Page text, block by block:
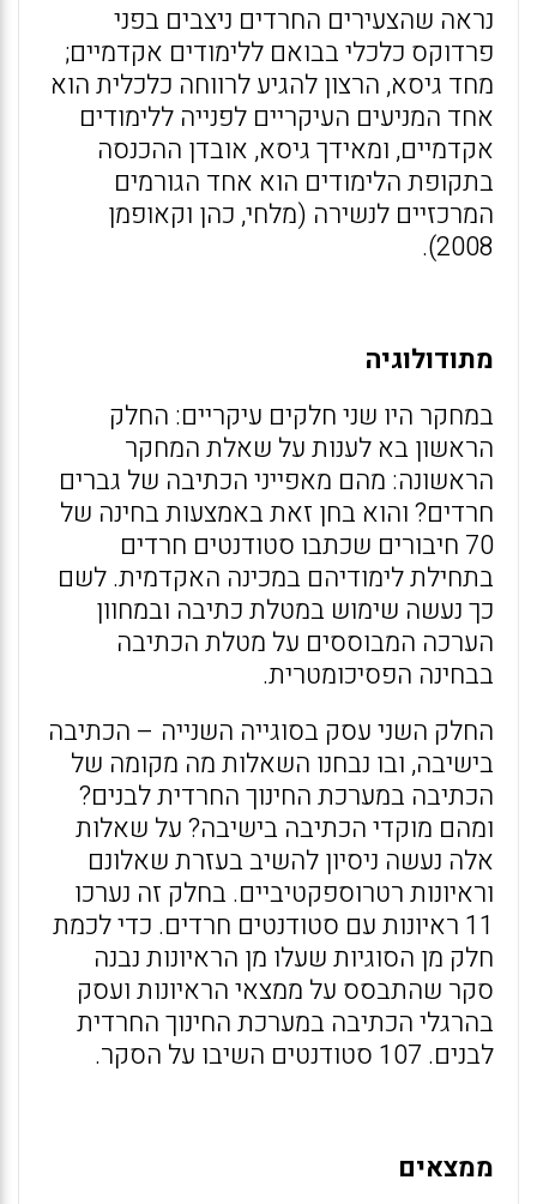
נראה שהצעירים החרדים ניצבים בפני
פרדוקס כלכלי בבואם ללימודים אקדמיים;
מחד גיסא, הרצון להגיע לרווחה כלכלית הוא
אחד המניעים העיקריים לפנייה ללימודים
אקדמיים, ומאידך גיסא, אובדן ההכנסה
בתקופת הלימודים הוא אחד הגורמים
המרכזיים לנשירה (מלחי, כהן וקאופמן
2008).
מתודולוגיה
במחקר היו שני חלקים עיקריים: החלק
הראשון בא לענות על שאלת המחקר
הראשונה: מהם מאפייני הכתיבה של גברים
חרדים? והוא בחן זאת באמצעות בחינה של
70 חיבורים שכתבו סטודנטים חרדים
בתחילת לימודיהם במכינה האקדמית. לשם
כך נעשה שימוש במטלת כתיבה ובמחוון
הערכה המבוססים על מטלת הכתיבה
בבחינה הפסיכומטרית.
החלק השני עסק בסוגייה השנייה – הכתיבה
בישיבה, ובו נבחנו השאלות מה מקומה של
הכתיבה במערכת החינוך החרדית לבנים?
ומהם מוקדי הכתיבה בישיבה? על שאלות
אלה נעשה ניסיון להשיב בעזרת שאלונם
וראיונות רטרוספקטיביים. בחלק זה נערכו
11 ראיונות עם סטודנטים חרדים. כדי לכמת
חלק מן הסוגיות שעלו מן הראיונות נבנה
סקר שהתבסס על ממצאי הראיונות ועסק
בהרגלי הכתיבה במערכת החינוך החרדית
לבנים. 107 סטודנטים השיבו על הסקר.
ממצאים